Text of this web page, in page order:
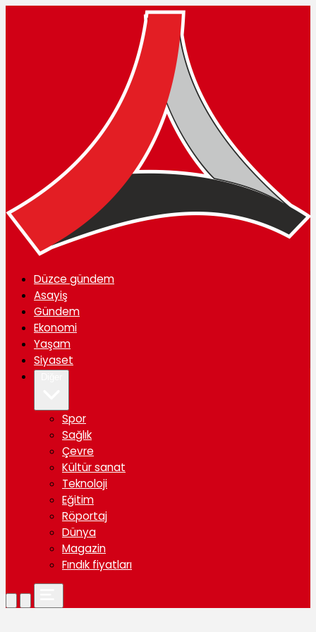
Düzce gündem
Asayiş
Gündem
Ekonomi
Yaşam
Siyaset
Spor
Sağlık
Çevre
Kültür sanat
Teknoloji
Eğitim
Röportaj
Dünya
Magazin
Fındık fiyatları